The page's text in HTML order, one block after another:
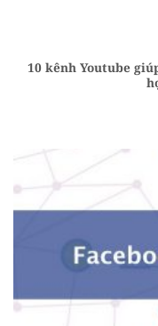
10 kênh Youtube